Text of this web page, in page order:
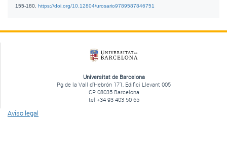
155-180. https://doi.org/10.12804/urosario9789587846751
Universitat de Barcelona
Pg de la Vall d'Hebrón 171, Edifici Llevant 005
CP 08035 Barcelona
tel +34 93 403 50 65
Aviso legal